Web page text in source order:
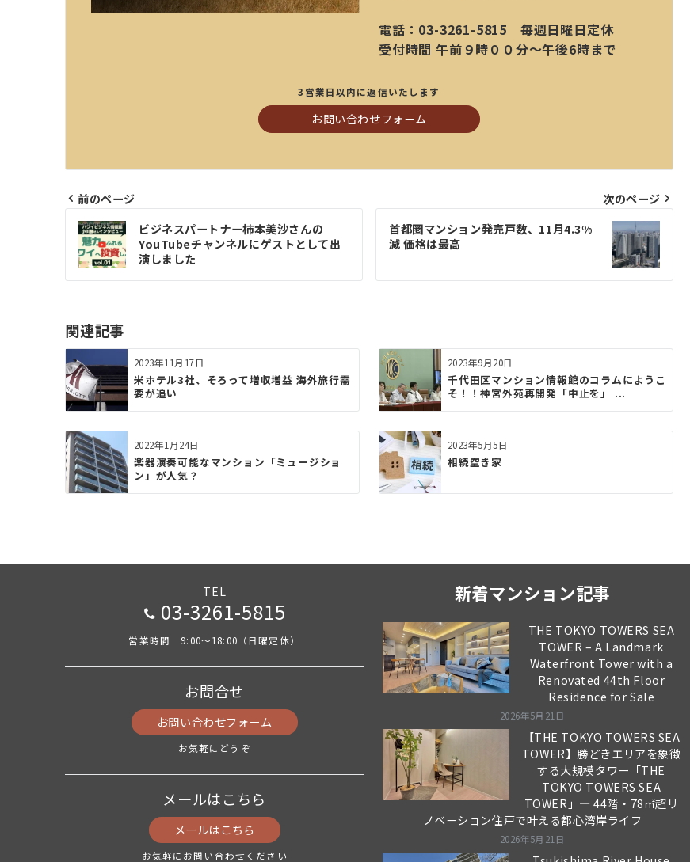
電話：03-3261-5815 毎週日曜日定休
受付時間 午前９時００分～午後6時まで
3営業日以内に返信いたします
お問い合わせフォーム
投
稿
ナ
ゲ
ー
シ
ョ
ン
前のページ
ビジネスパートナー柿本美沙さんの
YouTubeチャンネルにゲストとして出
演しました
次のページ
⾸都圏マンション発売⼾数、11⽉4.3%
減 価格は最⾼
関連記事
2023年11月17日
⽶ホテル3社、そろって増収増益 海外旅⾏需
要が追い
2023年9月20日
千代田区マンション情報館のコラムにようこ
そ！！神宮外苑再開発「中⽌を」 ...
2022年1月24日
楽器演奏可能なマンション「ミュージショ
ン」が人気？
2023年5月5日
相続空き家
TEL
03-3261-5815
営業時間 9:00～18:00（日曜定休）
お問合せ
お問い合わせフォーム
お気軽にどうぞ
メールはこちら
メールはこちら
お気軽にお問い合わせください
新着マンション記事
THE TOKYO TOWERS SEA
TOWER – A Landmark
Waterfront Tower with a
Renovated 44th Floor
Residence for Sale
2026年5月21日
【THE TOKYO TOWERS SEA
TOWER】勝どきエリアを象徴
する大規模タワー「THE
TOKYO TOWERS SEA
TOWER」― 44階・78㎡超リ
ノベーション住戸で叶える都心湾岸ライフ
2026年5月21日